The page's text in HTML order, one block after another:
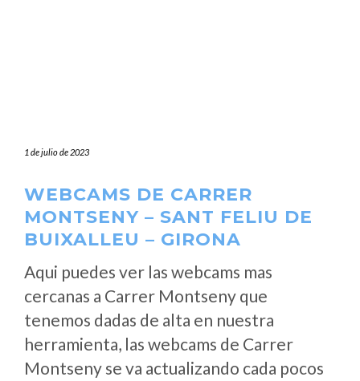
1 de julio de 2023
WEBCAMS DE CARRER
MONTSENY – SANT FELIU DE
BUIXALLEU – GIRONA
Aqui puedes ver las webcams mas
cercanas a Carrer Montseny que
tenemos dadas de alta en nuestra
herramienta, las webcams de Carrer
Montseny se va actualizando cada pocos